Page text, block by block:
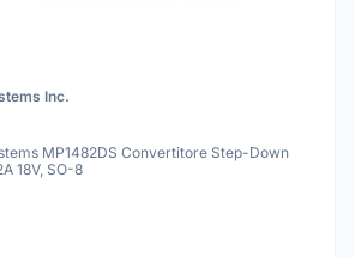
Inc.
MP1482DS Convertitore Step-Down
18V, SO-8